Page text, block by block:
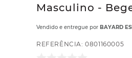
Masculino -
Vendido e entregue por BAYARD
REFERÊNCIA:0801160005